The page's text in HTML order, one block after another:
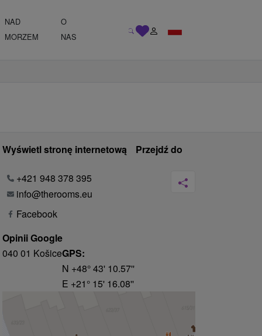
NAD
MORZEM
O
NAS
Wyświetl stronę internetową Przejdź do
+421 948 378 395
info@therooms.eu
Facebook
Opinii Google
040 01 KošiceGPS:
N +48° 43' 10.57''
E +21° 15' 16.08''